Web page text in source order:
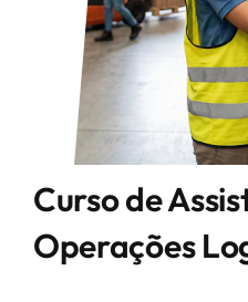
Curso de
Operações